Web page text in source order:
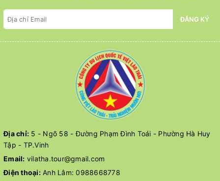
ĐĂNG KÝ
Địa chỉ: 5 - Ngõ 58 - Đường Phạm Đình Toái - Phường Hà Huy
Tập - TP.Vinh
Email: vilatha.tour@gmail.com
Điện thoại:Anh Lâm:0988668778